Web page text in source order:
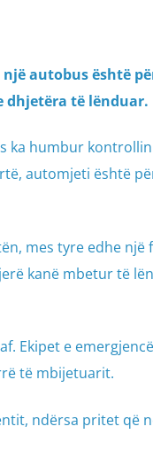
autobus është
dhjetëra të lënduar.
ka humbur
automjeti është
mes tyre edhe një
kanë mbetur të
Ekipet e
të mbijetuarit.
ndërsa pritet që